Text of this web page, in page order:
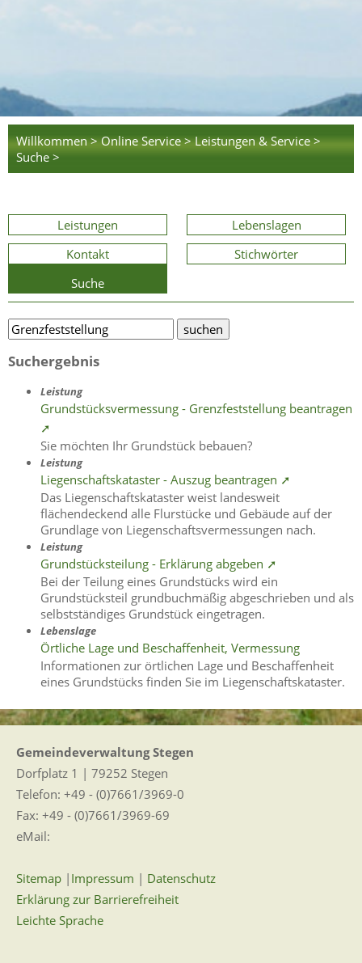
Willkommen > Online Service > Leistungen & Service >
Suche >
Leistungen
Lebenslagen
Kontakt
Stichwörter
Suche
Suchergebnis
Leistung
Grundstücksvermessung - Grenzfeststellung beantragen
➚
Sie möchten Ihr Grundstück bebauen?
Leistung
Liegenschaftskataster - Auszug beantragen ➚
Das Liegenschaftskataster weist landesweit
flächendeckend alle Flurstücke und Gebäude auf der
Grundlage von Liegenschaftsvermessungen nach.
Leistung
Grundstücksteilung - Erklärung abgeben ➚
Bei der Teilung eines Grundstücks wird ein
Grundstücksteil grundbuchmäßig abgeschrieben und als
selbstständiges Grundstück eingetragen.
Lebenslage
Örtliche Lage und Beschaffenheit, Vermessung
Informationen zur örtlichen Lage und Beschaffenheit
eines Grundstücks finden Sie im Liegenschaftskataster.
Gemeindeverwaltung Stegen
Dorfplatz 1 | 79252 Stegen
Telefon: +49 - (0)7661/3969-0
Fax: +49 - (0)7661/3969-69
eMail:
Sitemap | Impressum | Datenschutz
Erklärung zur Barrierefreiheit
Leichte Sprache